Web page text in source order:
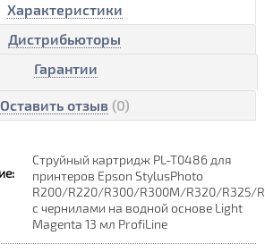
Характеристики
Дистрибьюторы
Гарантии
Оставить отзыв (0)
Струйный картридж PL-T0486 для
принтеров Epson StylusPhoto
R200/R220/R300/R300M/R320/R325/
с чернилами на водной основе Light
Magenta 13 мл ProfiLine